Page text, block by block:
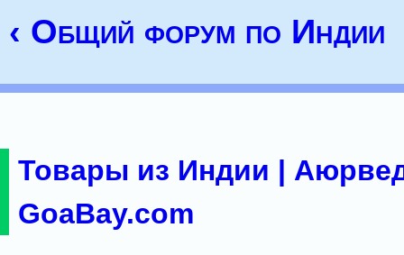
‹ Общий форум по Индии
Товары из Индии |
GoaBay.com